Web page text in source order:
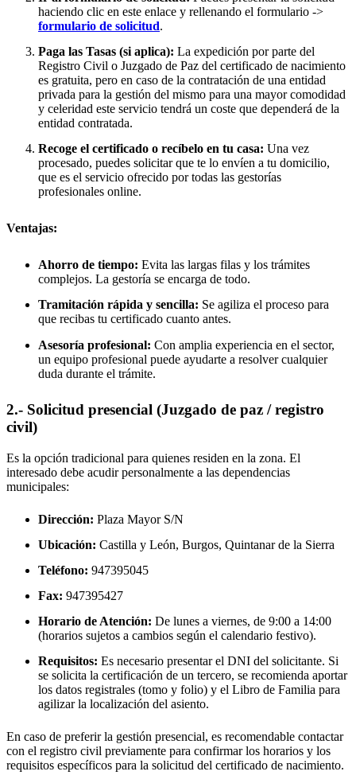
haciendo clic en este enlace y rellenando el formulario ->
formulario de solicitud.
Paga las Tasas (si aplica): La expedición por parte del
Registro Civil o Juzgado de Paz del certificado de nacimiento
es gratuita, pero en caso de la contratación de una entidad
privada para la gestión del mismo para una mayor comodidad
y celeridad este servicio tendrá un coste que dependerá de la
entidad contratada.
Recoge el certificado o recíbelo en tu casa: Una vez
procesado, puedes solicitar que te lo envíen a tu domicilio,
que es el servicio ofrecido por todas las gestorías
profesionales online.
Ventajas:
Ahorro de tiempo: Evita las largas filas y los trámites
complejos. La gestoría se encarga de todo.
Tramitación rápida y sencilla: Se agiliza el proceso para
que recibas tu certificado cuanto antes.
Asesoría profesional: Con amplia experiencia en el sector,
un equipo profesional puede ayudarte a resolver cualquier
duda durante el trámite.
2.- Solicitud presencial (Juzgado de paz / registro
civil)
Es la opción tradicional para quienes residen en la zona. El
interesado debe acudir personalmente a las dependencias
municipales:
Dirección: Plaza Mayor S/N
Ubicación: Castilla y León, Burgos, Quintanar de la Sierra
Teléfono: 947395045
Fax: 947395427
Horario de Atención: De lunes a viernes, de 9:00 a 14:00
(horarios sujetos a cambios según el calendario festivo).
Requisitos: Es necesario presentar el DNI del solicitante. Si
se solicita la certificación de un tercero, se recomienda aportar
los datos registrales (tomo y folio) y el Libro de Familia para
agilizar la localización del asiento.
En caso de preferir la gestión presencial, es recomendable contactar
con el registro civil previamente para confirmar los horarios y los
requisitos específicos para la solicitud del certificado de nacimiento.